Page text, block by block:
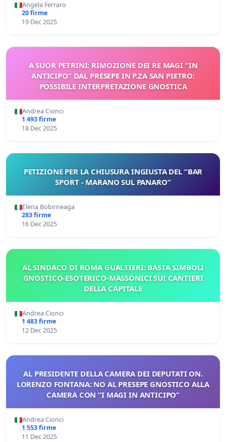
Angela Ferraro
20 firme
19 Dec 2025
A SUOR PETRINI: RIMOZIONE DEI RE MAGI “IN
ANTICIPO” DAL PRESEPE IN P.ZA SAN PIETRO:
POSSIBILE INTERPRETAZIONE GNOSTICA
Andrea Cionci
1 493 firme
18 Dec 2025
PETIZIONE PER LA CHIUSURA INGIUSTA DEL “BAR
SPORT - MARANO SUL PANARO”
Elena Bobirneaga
283 firme
16 Dec 2025
AL SINDACO DI ROMA GUALTIERI: BASTA SIMBOLI
GNOSTICO-ESOTERICO-MASSONICI SUI CANTIERI
DELLA CAPITALE
Andrea Cionci
1 483 firme
12 Dec 2025
AL PRESIDENTE DELLA CAMERA DEI DEPUTATI ON.
LORENZO FONTANA: NO AL PRESEPE GNOSTICO ALLA
CAMERA CON “I MAGI IN ANTICIPO”
Andrea Cionci
1 553 firme
11 Dec 2025